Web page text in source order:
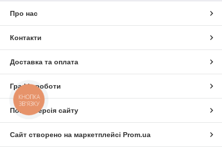
Про нас
Контакти
Доставка та оплата
Графік роботи
Повна версія сайту
Сайт створено на маркетплейсі Prom.ua
КНОПКА
ЗВ'ЯЗКУ